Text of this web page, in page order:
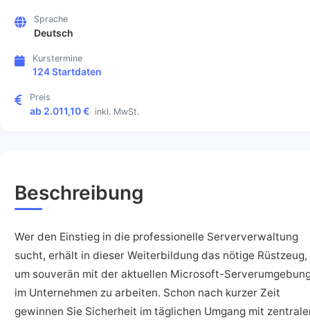
Sprache
Deutsch
Kurstermine
124 Startdaten
Preis
ab 2.011,10 € inkl. MwSt.
Beschreibung
Wer den Einstieg in die professionelle Serververwaltung
sucht, erhält in dieser Weiterbildung das nötige Rüstzeug,
um souverän mit der aktuellen Microsoft-
im Unternehmen zu arbeiten. Schon nach kurzer Zeit
gewinnen Sie Sicherheit im täglichen Umgang mit